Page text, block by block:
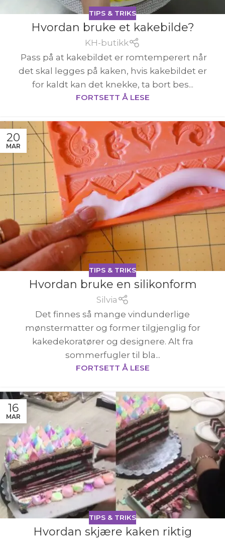
TIPS & TRIKS
Hvordan bruke et kakebilde?
KH-butikk
Pass på at kakebildet er romtemperert når
det skal legges på kaken, hvis kakebildet er
for kaldt kan det knekke, ta bort bes...
FORTSETT Å LESE
20
MAR
TIPS & TRIKS
Hvordan bruke en silikonform
Silvia
Det finnes så mange vindunderlige
mønstermatter og former tilgjenglig for
kakedekoratører og designere. Alt fra
sommerfugler til bla...
FORTSETT Å LESE
16
MAR
TIPS & TRIKS
Hvordan skjære kaken riktig